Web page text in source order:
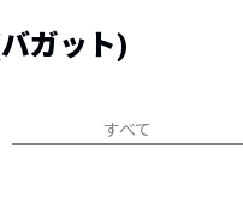
ィネート
ガット)
すべて